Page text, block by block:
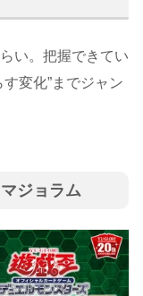
い。把握できてい
変化”までジャン
ジョラム